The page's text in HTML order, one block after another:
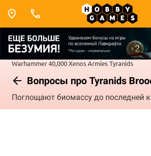
Warhammer 40,000Xenos ArmiesTyranids
Вопросы про Tyranids
Поглощают биомассу до последней